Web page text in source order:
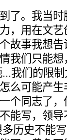
了。我当
，用在文
故事我想
我们只能
我们的限
么可能产
个同志了
能写，领
历史不能